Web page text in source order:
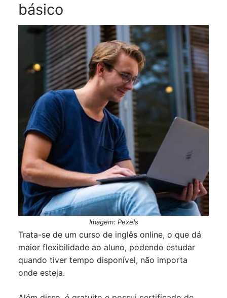
básico
Imagem: Pexels
Trata-se de um curso de inglês online, o que dá
maior flexibilidade ao aluno, podendo estudar
quando tiver tempo disponível, não importa
onde esteja.